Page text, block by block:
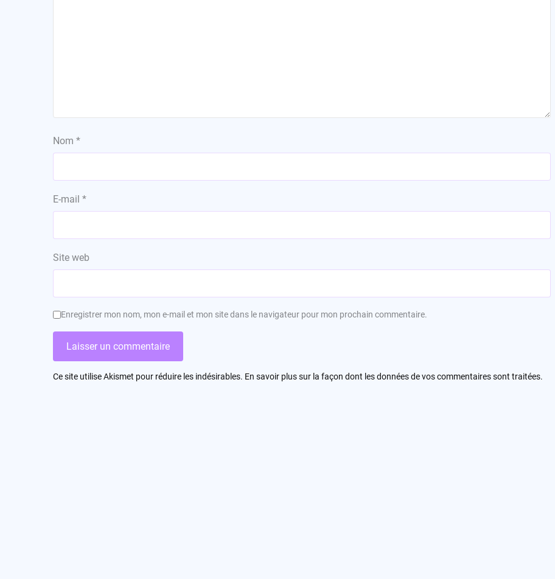
Nom *
E-mail *
Site web
Enregistrer mon nom, mon e-mail et mon site dans le navigateur pour mon prochain commentaire.
Ce site utilise Akismet pour réduire les indésirables. En savoir plus sur la façon dont les données de vos commentaires sont traitées.